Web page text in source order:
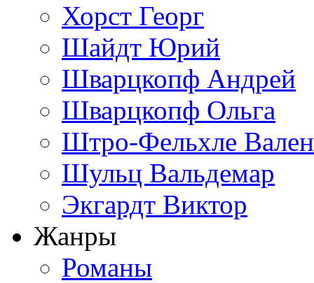
Хорст Георг
Шайдт Юрий
Шварцкопф Андрей
Шварцкопф Ольга
Штро-Фельхле
Шульц Вальдемар
Экгардт Виктор
Жанры
Романы